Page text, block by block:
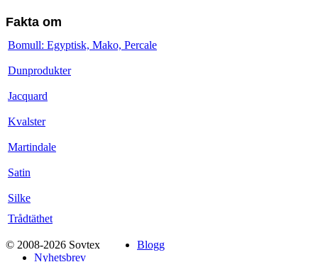
Fakta om
Bomull: Egyptisk, Mako, Percale
Dunprodukter
Jacquard
Kvalster
Martindale
Satin
Silke
Trådtäthet
© 2008-2026 Sovtex
Blogg
Nyhetsbrev